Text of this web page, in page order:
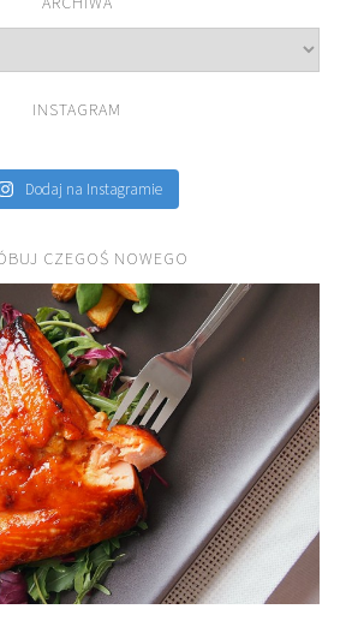
INSTAGRAM
Dodaj na Instagramie
CZEGOŚ NOWEGO